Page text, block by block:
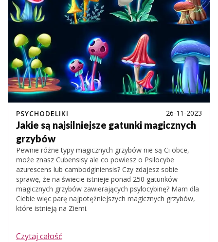
PSYCHODELIKI 26-11-2023
Jakie są najsilniejsze gatunki magicznych
grzybów
Pewnie różne typy magicznych grzybów nie są Ci obce,
może znasz Cubensisy ale co powiesz o Psilocybe
azurescens lub cambodginiensis? Czy zdajesz sobie
sprawę, że na świecie istnieje ponad 250 gatunków
magicznych grzybów zawierających psylocybinę? Mam dla
Ciebie więc parę najpotężniejszych magicznych grzybów,
które istnieją na Ziemi.
Czytaj całość